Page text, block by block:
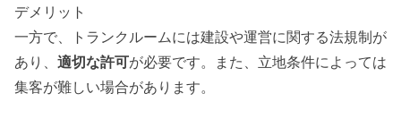
デメリット
一方で、トランクルームには建設や運営に関する法規制が
あり、 適切な許可が必要です。また、立地条件によっては
集客が難しい場合があります。